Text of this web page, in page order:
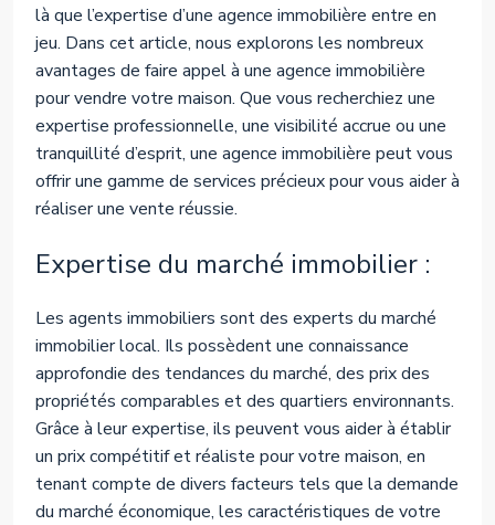
là que l’expertise d’une agence immobilière entre en
jeu. Dans cet article, nous explorons les nombreux
avantages de faire appel à une agence immobilière
pour vendre votre maison. Que vous recherchiez une
expertise professionnelle, une visibilité accrue ou une
tranquillité d’esprit, une agence immobilière peut vous
offrir une gamme de services précieux pour vous aider à
réaliser une vente réussie.
Expertise du marché immobilier :
Les agents immobiliers sont des experts du marché
immobilier local. Ils possèdent une connaissance
approfondie des tendances du marché, des prix des
propriétés comparables et des quartiers environnants.
Grâce à leur expertise, ils peuvent vous aider à établir
un prix compétitif et réaliste pour votre maison, en
tenant compte de divers facteurs tels que la demande
du marché économique, les caractéristiques de votre